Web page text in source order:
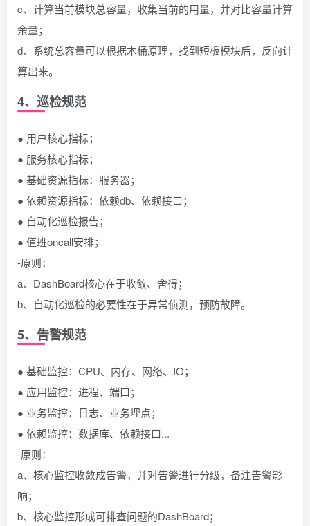
c、计算当前模块总容量，收集当前的用量，并对比容量计算
余量；
d、系统总容量可以根据木桶原理，找到短板模块后，反向计
算出来。
4、巡检规范
● 用户核心指标；
● 服务核心指标；
● 基础资源指标：服务器；
● 依赖资源指标：依赖db、依赖接口；
● 自动化巡检报告；
● 值班oncall安排；
-原则：
a、DashBoard核心在于收敛、舍得；
b、自动化巡检的必要性在于异常侦测，预防故障。
5、告警规范
● 基础监控：CPU、内存、网络、IO；
● 应用监控：进程、端口；
● 业务监控：日志、业务埋点；
● 依赖监控：数据库、依赖接口...
-原则：
a、核心监控收敛成告警，并对告警进行分级，备注告警影
响；
b、核心监控形成可排查问题的DashBoard；